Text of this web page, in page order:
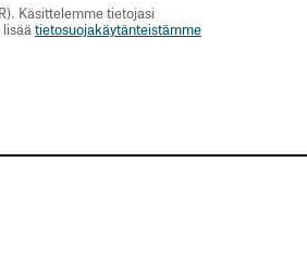
Käsittelemme tietojasi
tietosuojakäytänteistämme